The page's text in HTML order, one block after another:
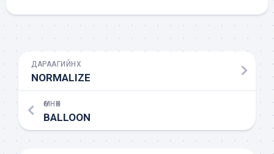
ДАРААГИЙНХ
NORMALIZE
ӨМНӨХ
BALLOON